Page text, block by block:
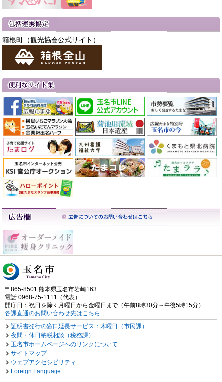
箱根町（観光協会公式サイト）
〒865-8501 熊本県玉名市岩崎163
電話:0968-75-1111（代表）
開庁日：祝日を除く月曜日から金曜日まで（午前8時30分～午後5時15分）
各課直通のお問い合わせ先はこちら
証明書発行の窓口延長サービス：木曜日（市民課）
夜間・休日納税相談（税務課）
玉名市ホームページへのリンクについて
サイトマップ
ウェブアクセシビリティ
Foreign Language